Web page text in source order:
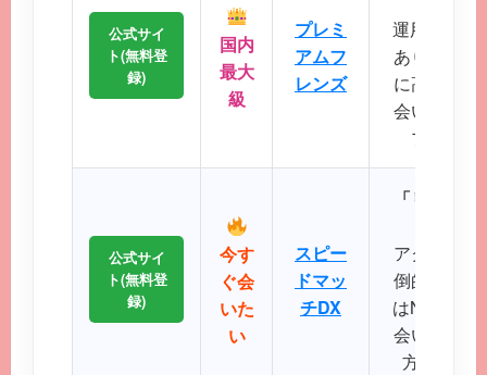
公式サイ
ト(無料登
録)
国内
最大
級
プレミ
アムフ
レンズ
運用歴20
あり、マ
に高く、
会いが期待
プクラス
公式サイ
ト(無料登
録)
今す
ぐ会
いた
い
スピー
ドマッ
チDX
「リアル
アクティ
倒的で、掲
はNo.1で
会いたい、
方に最適